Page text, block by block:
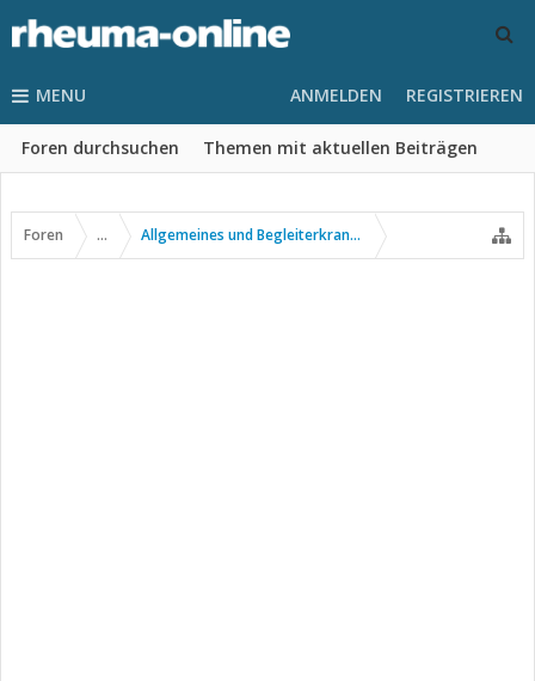
MENU
Foren durchsuchen Themen mit aktuellen Beiträgen
ANMELDEN REGISTRIEREN
Foren ... Allgemeines und Begleiterkrankungen